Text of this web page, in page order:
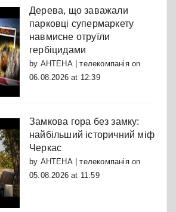
Дерева, що заважали
парковці супермаркету
навмисне отруїли
гербіцидами
by АНТЕНА | телекомпаніяon
06.08.2026 at 12:39
Замкова гора без замку:
найбільший історичний міф
Черкас
by АНТЕНА | телекомпаніяon
05.08.2026 at 11:59